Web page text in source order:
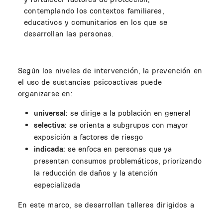
contemplando los contextos familiares,
educativos y comunitarios en los que se
desarrollan las personas.
Según los niveles de intervención, la prevención en
el uso de sustancias psicoactivas puede
organizarse en:
universal: se dirige a la población en general
selectiva: se orienta a subgrupos con mayor
exposición a factores de riesgo
indicada: se enfoca en personas que ya
presentan consumos problemáticos, priorizando
la reducción de daños y la atención
especializada
En este marco, se desarrollan talleres dirigidos a